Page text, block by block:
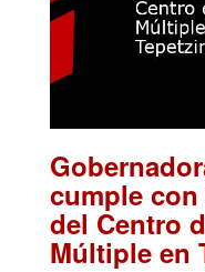
cumple
del Centro
Múltiple en